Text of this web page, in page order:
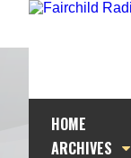
HOME
ARCHIVES